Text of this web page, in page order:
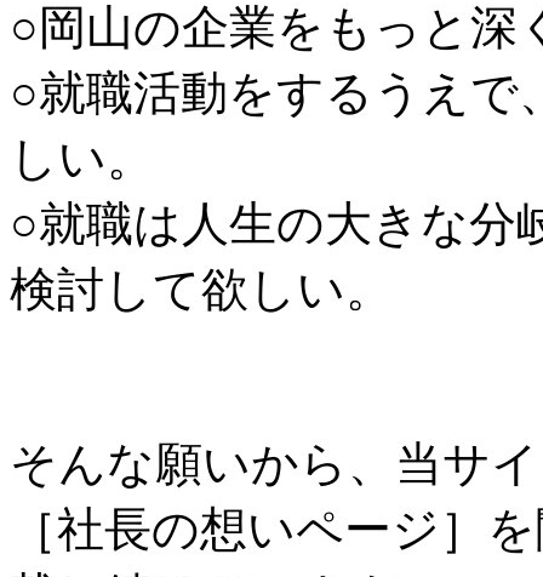
○岡山の企業をもっと深
○就職活動をするうえで
しい。
○就職は人生の大きな分
検討して欲しい。
そんな願いから、当サ
［社長の想いページ］